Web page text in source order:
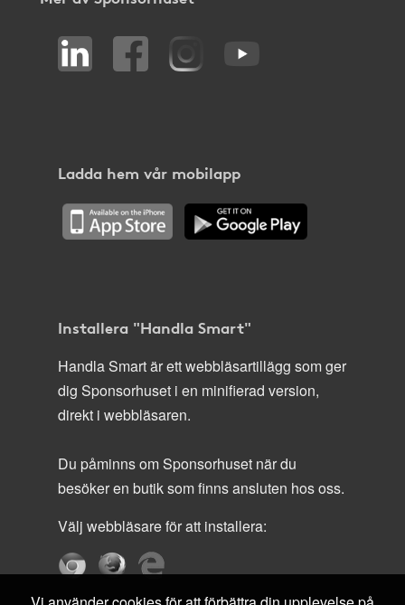
Ladda hem vår mobilapp
Installera "Handla Smart"
Handla Smart är ett webbläsartillägg som ger
dig Sponsorhuset i en minifierad version,
direkt i webbläsaren.
Du påminns om Sponsorhuset när du
besöker en butik som finns ansluten hos oss.
Välj webbläsare för att installera: